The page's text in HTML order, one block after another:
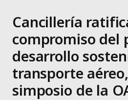
Cancillería
compromiso del
desarrollo
transporte
simposio de la